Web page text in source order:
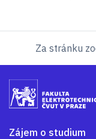
Za stránku
Zájem o studium